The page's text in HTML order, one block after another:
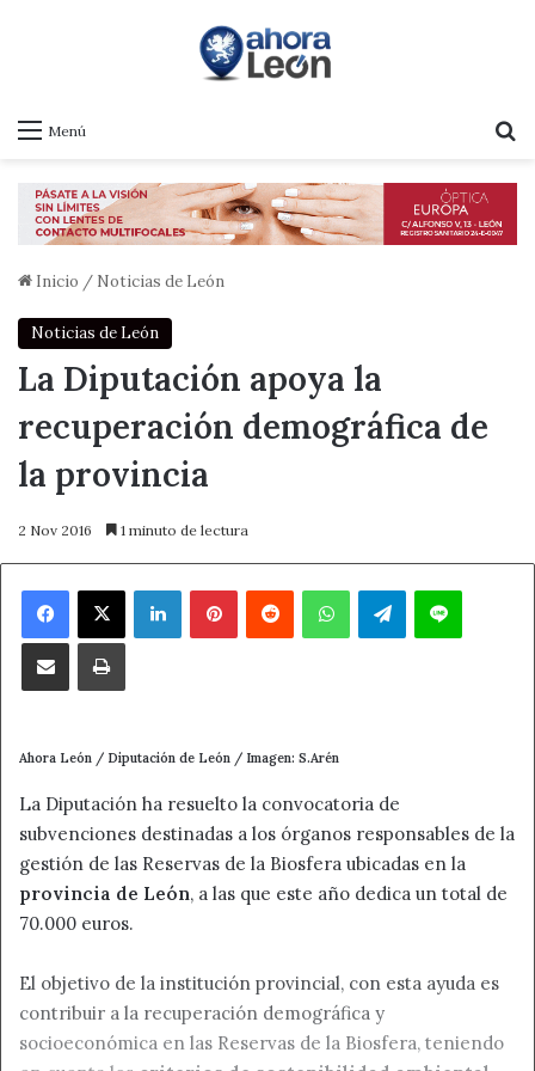
Menú
Inicio / Noticias de León
Noticias de León
La Diputación apoya la
recuperación demográfica de
la provincia
2 Nov 2016 1 minuto de lectura
Facebook
X LinkedInPinterestReddit WhatsAppTelegramLine
Compartir por correo electrónicoImprimir
Ahora León / Diputación de León / Imagen: S.Arén
La Diputación ha resuelto la convocatoria de
subvenciones destinadas a los órganos responsables de la
gestión de las Reservas de la Biosfera ubicadas en la
provincia de León, a las que este año dedica un total de
70.000 euros.
El objetivo de la institución provincial, con esta ayuda es
contribuir a la recuperación demográfica y
socioeconómica en las Reservas de la Biosfera, teniendo